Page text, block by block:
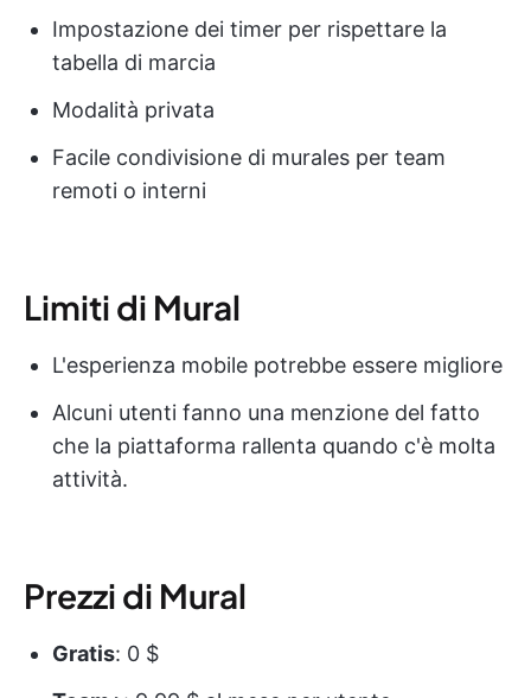
Impostazione dei timer per rispettare la
tabella di marcia
Modalità privata
Facile condivisione di murales per team
remoti o interni
Limiti di Mural
L'esperienza mobile potrebbe essere migliore
Alcuni utenti fanno una menzione del fatto
che la piattaforma rallenta quando c'è molta
attività.
Prezzi di Mural
Gratis: 0 $